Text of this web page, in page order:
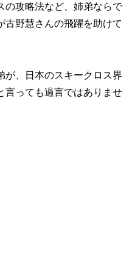
の攻略法など、姉弟ならで
古野慧さんの飛躍を助けて
が、日本のスキークロス界
言っても過言ではありませ